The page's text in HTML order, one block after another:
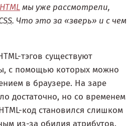
мы уже рассмотрели,
. Что это за «зверь» и с чем
тэгов существуют
с помощью которых можно
в браузере. На заре
достаточно, но со временем
код становился слишком
из-за обилия атрибутов.